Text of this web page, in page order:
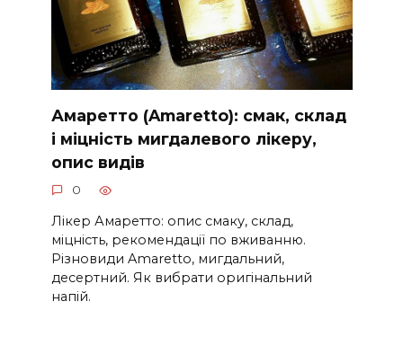
Амаретто (Amaretto): смак, склад
і міцність мигдалевого лікеру,
опис видів
0
Лікер Амаретто: опис смаку, склад,
міцність, рекомендації по вживанню.
Різновиди Amaretto, мигдальний,
десертний. Як вибрати оригінальний
напій.